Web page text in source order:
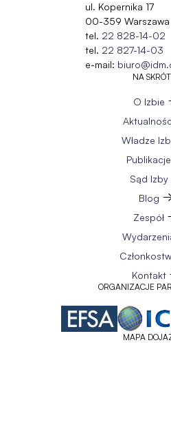
ul. Kopernika 17
00-359 Warszawa
tel. 22 828-14-02
tel. 22 827-14-03
e-mail:
NA
O Izbie
Władze
Publikacje
Sąd Izby
Blog
Zespół
Kontakt
ORGANIZACJE
MAPA